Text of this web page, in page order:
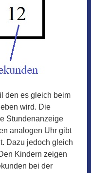
den es gleich beim
wird. Die
Stundenanzeige
analogen Uhr gibt
Dazu jedoch gleich
Kindern zeigen
bei der